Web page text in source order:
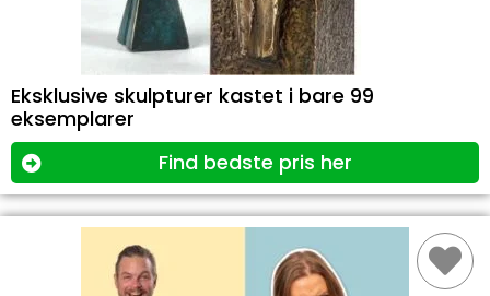
Eksklusive skulpturer kastet i bare 99
eksemplarer
Find bedste pris her